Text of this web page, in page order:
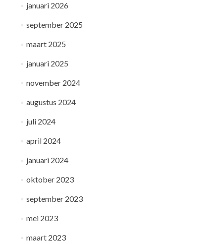
januari 2026
september 2025
maart 2025
januari 2025
november 2024
augustus 2024
juli 2024
april 2024
januari 2024
oktober 2023
september 2023
mei 2023
maart 2023